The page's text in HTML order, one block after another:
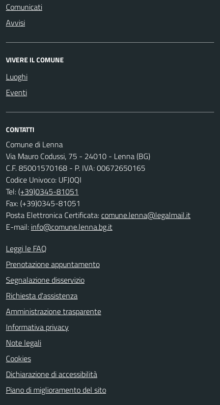
Comunicati
Avvisi
VIVERE IL COMUNE
Luoghi
Eventi
CONTATTI
Comune di Lenna
Via Mauro Codussi, 75 - 24010 - Lenna (BG)
C.F. 85001570168 - P. IVA: 00672650165
Codice Univoco: UFJ0QI
Tel:(+39)0345-81051
Fax: (+39)0345-81051
Posta Elettronica Certificata:comune.lenna@legalmail.it
E-mail: info@comune.lenna.bg.it
Leggi le FAQ
Prenotazione appuntamento
Segnalazione disservizio
Richiesta d'assistenza
Amministrazione trasparente
Informativa privacy
Note legali
Cookies
Dichiarazione di accessibilità
Piano di miglioramento del sito